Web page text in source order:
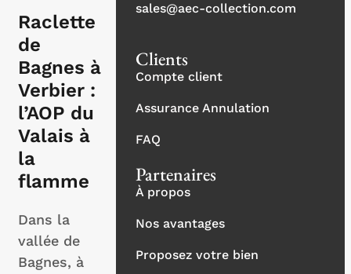
Raclette
de
Bagnes à
Verbier :
l’AOP du
Valais à
la
flamme
Dans la
vallée de
Bagnes, à
sales@aec-collection.com
Clients
Compte client
Assurance Annulation
FAQ
Partenaires
À propos
Nos avantages
Proposez votre bien